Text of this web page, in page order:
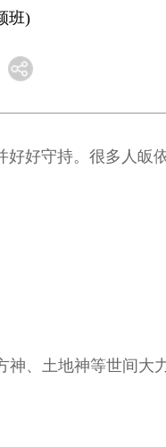
班)
好守持。很多人皈
、土地神等世间